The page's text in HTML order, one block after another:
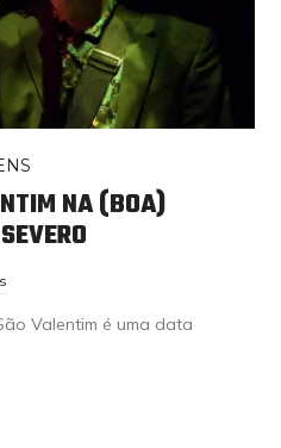
NA (BOA)
Valentim é uma data